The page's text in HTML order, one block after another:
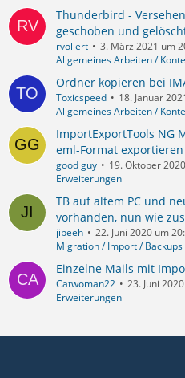
Thunderbird -
geschoben und
rvollert
3. März 2021 um
Allgemeines Arbeiten /
Ordner kopieren bei
Toxicspeed
18. Januar
Allgemeines Arbeiten /
ImportExportTools NG
eml-Format exportieren
good guy
19. Oktober
Erweiterungen
TB auf altem PC und
vorhanden, nun wie
jipeeh
22. Juni 2020 um
Migration / Import / Backups
Einzelne Mails mit
Catwoman22
23. Juni
Erweiterungen